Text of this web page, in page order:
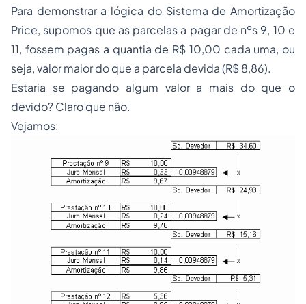
Para demonstrar a lógica do Sistema de Amortização
Price, supomos que as parcelas a pagar de nºs 9, 10 e
11, fossem pagas a quantia de R$ 10,00 cada uma, ou
seja, valor maior do que a parcela devida (R$ 8,86).
Estaria se pagando algum valor a mais do que o
devido? Claro que não.
Vejamos: